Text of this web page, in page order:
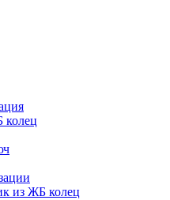
колец
из ЖБ колец